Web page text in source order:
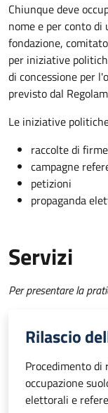
Chiunque deve
nome e per conto
fondazione,
per iniziative
di concessione per
previsto dal
Le iniziative
raccolte di
campagne
petizioni
propaganda
Servizi
Per presentare la
Rilascio
Procedimento di
occupazione
elettorali e